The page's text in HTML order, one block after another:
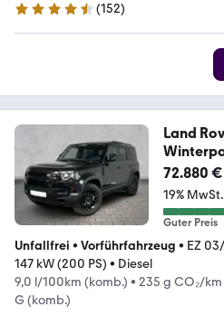
4.6 Sterne
(152)
Land
72.880 €
19% MwSt.
Guter Preis
Unfallfrei • Vorführfahrzeug • EZ
147 kW (200 PS) • Diesel
9,0 l/100km (komb.) • 235 g CO₂/
G (komb.)